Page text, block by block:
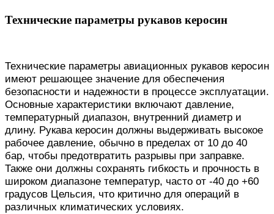
Технические параметры рукавов керосин
Технические параметры авиационных рукавов керосин
имеют решающее значение для обеспечения
безопасности и надежности в процессе эксплуатации.
Основные характеристики включают давление,
температурный диапазон, внутренний диаметр и
длину. Рукава керосин должны выдерживать высокое
рабочее давление, обычно в пределах от 10 до 40
бар, чтобы предотвратить разрывы при заправке.
Также они должны сохранять гибкость и прочность в
широком диапазоне температур, часто от -40 до +60
градусов Цельсия, что критично для операций в
различных климатических условиях.